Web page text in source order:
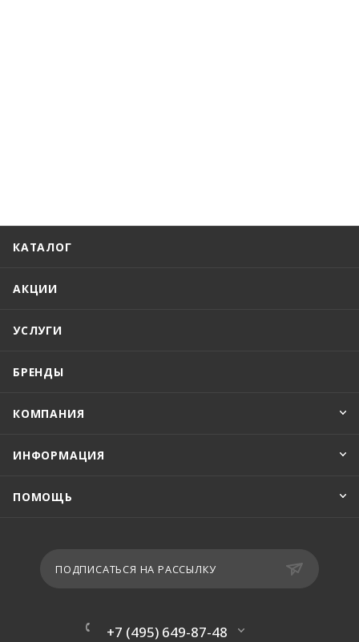
КАТАЛОГ
АКЦИИ
УСЛУГИ
БРЕНДЫ
КОМПАНИЯ
ИНФОРМАЦИЯ
ПОМОЩЬ
ПОДПИСАТЬСЯ НА РАССЫЛКУ
+7 (495) 649-87-48